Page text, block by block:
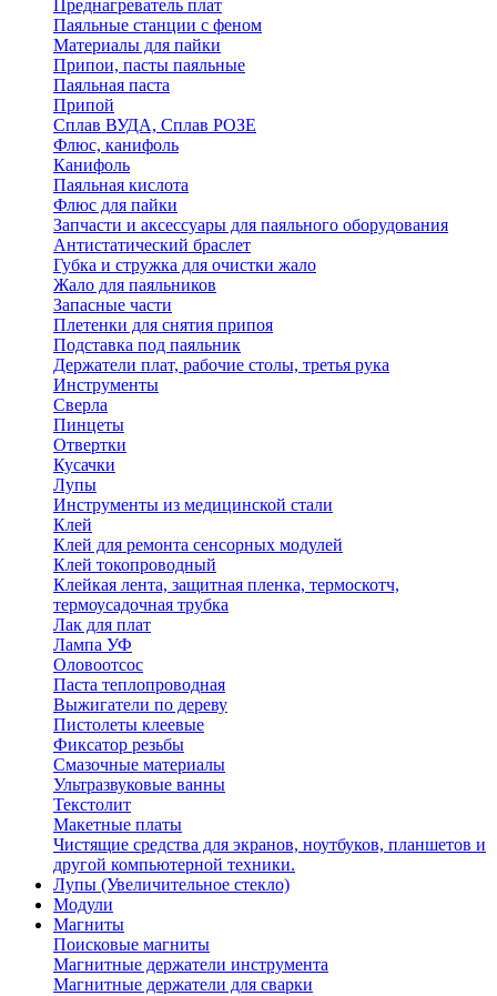
Преднагреватель плат
Паяльные станции с феном
Материалы для пайки
Припои, пасты паяльные
Паяльная паста
Припой
Сплав ВУДА, Сплав РОЗЕ
Флюс, канифоль
Канифоль
Паяльная кислота
Флюс для пайки
Запчасти и аксессуары для паяльного оборудования
Антистатический браслет
Губка и стружка для очистки жало
Жало для паяльников
Запасные части
Плетенки для снятия припоя
Подставка под паяльник
Держатели плат, рабочие столы, третья рука
Инструменты
Сверла
Пинцеты
Отвертки
Кусачки
Лупы
Инструменты из медицинской стали
Клей
Клей для ремонта сенсорных модулей
Клей токопроводный
Клейкая лента, защитная пленка, термоскотч,
термоусадочная трубка
Лак для плат
Лампа УФ
Оловоотсос
Паста теплопроводная
Выжигатели по дереву
Пистолеты клеевые
Фиксатор резьбы
Смазочные материалы
Ультразвуковые ванны
Текстолит
Макетные платы
Чистящие средства для экранов, ноутбуков, планшетов и
другой компьютерной техники.
Лупы (Увеличительное стекло)
Модули
Магниты
Поисковые магниты
Магнитные держатели инструмента
Магнитные держатели для сварки